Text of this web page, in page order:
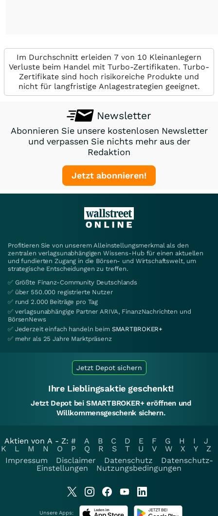
Im Durchschnitt erleiden 7 von 10 Kleinanlegern
Verluste beim Handel mit Turbo-Zertifikaten. Turbo-
Zertifikate sind hoch risikoreiche Produkte und
nicht für langfristige Anlagestrategien geeignet.
Newsletter
Abonnieren Sie unsere kostenlosen Newsletter
und verpassen Sie nichts mehr aus der
Redaktion
Jetzt abonnieren!
Profitieren Sie von unserem Alleinstellungsmerkmal als den
zentralen verlagsunabhängigen Wissens-Hub für einen aktuellen
und fundierten Zugang in die Börsen- und Wirtschaftswelt, um
strategische Entscheidungen zu treffen.
✅ Größte Finanz-Community Deutschlands
✅ über 550.000 registrierte Nutzer
✅ rund 2.000 Beiträge pro Tag
✅ verlagsunabhängige Partner ARIVA, FinanzNachrichten und
BörsenNews
✅ Jederzeit einfach handeln beim SMARTBROKER+
✅ mehr als 25 Jahre Marktpräsenz
Jetzt Depot sichern
Ihre Lieblingsaktie geschenkt!
Jetzt Depot bei SMARTBROKER+ eröffnen und
Willkommensgeschenk sichern.
Aktien von A - Z: # A B C D E F G H I
J
K
L M N O P Q R S T U V W X Y
Z
Impressum
Disclaimer Datenschutz
Datenschutz-
Einstellungen
Nutzungsbedingungen
Unsere Apps: